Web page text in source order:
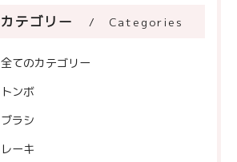
カテゴリー Categories
全てのカテゴリー
トンボ
ブラシ
レーキ